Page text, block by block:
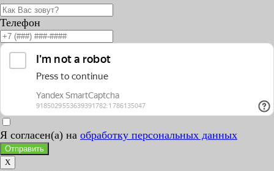
Телефон
Я согласен(а) на обработку персональных данных
Отправить
X